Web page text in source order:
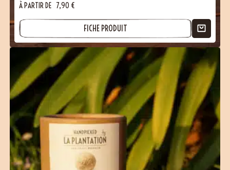
À PARTIR DE 7,90 €
FICHE PRODUIT